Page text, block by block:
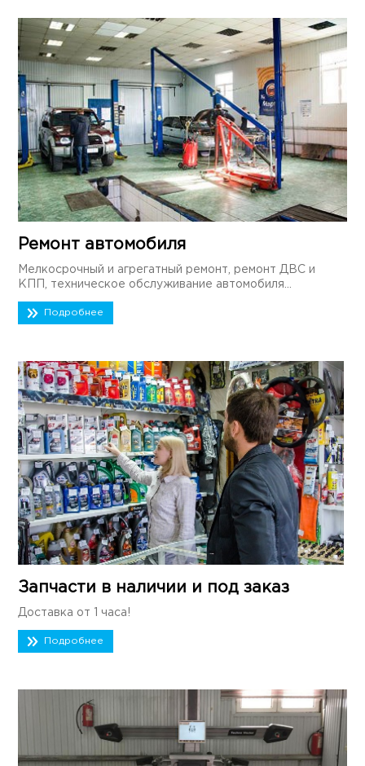
Ремонт автомобиля
Мелкосрочный и агрегатный ремонт, ремонт ДВС и
КПП, техническое обслуживание автомобиля...
Подробнее
Запчасти в наличии и под заказ
Доставка от 1 часа!
Подробнее